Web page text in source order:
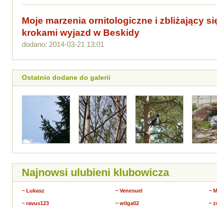
Moje marzenia ornitologiczne i zbliżający
krokami wyjazd w Beskidy
dodano: 2014-03-21 13:01
Ostatnio dodane do galerii
Najnowsi ulubieni klubowicza
~ Lukasz ~ Venesuel ~
~ ravus123 ~ wilga02 ~